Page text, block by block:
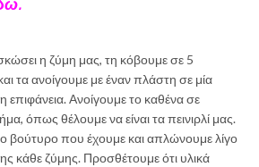
η ζύμη μας, τη κόβουμε σε 5
τα ανοίγουμε με έναν πλάστη σε μία
επιφάνεια. Ανοίγουμε το καθένα σε
όπως θέλουμε να είναι τα πεινιρλί μας.
βούτυρο που έχουμε και απλώνουμε λίγο
κάθε ζύμης. Προσθέτουμε ότι υλικά